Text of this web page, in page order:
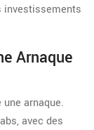
investissements
Arnaque
arnaque.
avec des